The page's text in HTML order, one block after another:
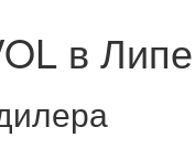
в